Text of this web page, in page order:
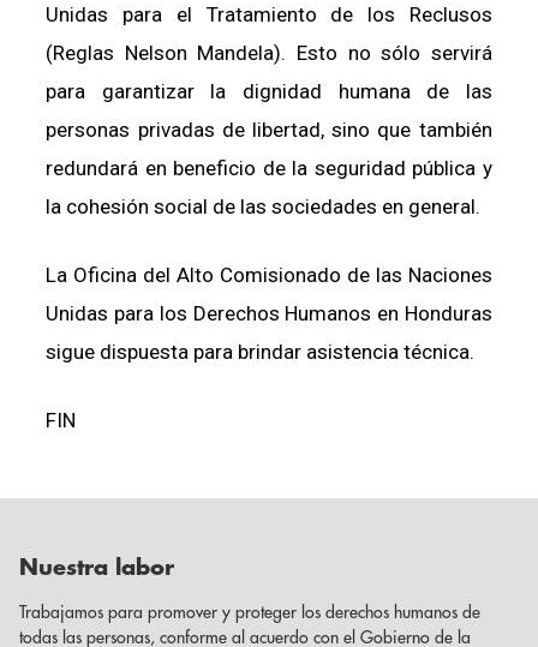
Unidas para el Tratamiento de los Reclusos
(Reglas Nelson Mandela). Esto no sólo servirá
para garantizar la dignidad humana de las
personas privadas de libertad, sino que también
redundará en beneficio de la seguridad pública y
la cohesión social de las sociedades en general.
La Oficina del Alto Comisionado de las Naciones
Unidas para los Derechos Humanos en Honduras
sigue dispuesta para brindar asistencia técnica.
FIN
Nuestra labor
Trabajamos para promover y proteger los derechos humanos de
todas las personas, conforme al acuerdo con el Gobierno de la